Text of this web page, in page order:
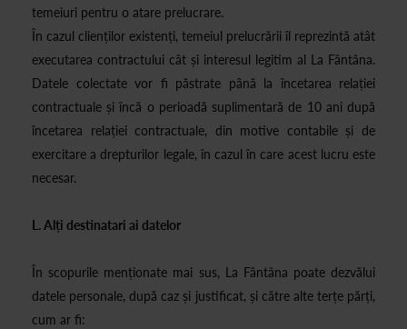
temeiuri pentru o atare prelucrare.
În cazul clienților existenți, temeiul prelucrării îl reprezintă atât
executarea contractului cât și interesul legitim al La Fântâna.
Datele colectate vor fi păstrate până la încetarea relației
contractuale și încă o perioadă suplimentară de 10 ani după
încetarea relației contractuale, din motive contabile și de
exercitare a drepturilor legale, în cazul în care acest lucru este
necesar.
L. Alți destinatari ai datelor
În scopurile menționate mai sus, La Fântâna poate dezvălui
datele personale, după caz și justificat, și către alte terțe părți,
cum ar fi: